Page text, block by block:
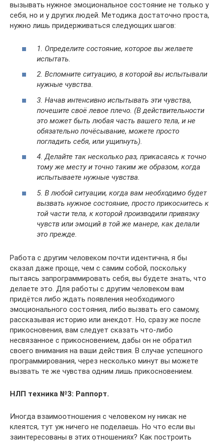
вызывать нужное эмоциональное состояние не только у
себя, но и у других людей. Методика достаточно проста,
нужно лишь придерживаться следующих шагов:
1. Определите состояние, которое вы желаете
испытать.
2. Вспомните ситуацию, в которой вы испытывали
нужные чувства.
3. Начав интенсивно испытывать эти чувства,
почешите своё левое плечо. (В действительности
это может быть любая часть вашего тела, и не
обязательно почёсывание, можете просто
погладить себя, или ущипнуть).
4. Делайте так несколько раз, прикасаясь к точно
тому же месту и точно таким же образом, когда
испытываете нужные чувства.
5. В любой ситуации, когда вам необходимо будет
вызвать нужное состояние, просто прикоснитесь к
той части тела, к которой производили привязку
чувств или эмоций в той же манере, как делали
это прежде.
Работа с другим человеком почти идентична, я бы
сказал даже проще, чем с самим собой, поскольку
пытаясь запрограммировать себя, вы будете знать, что
делаете это. Для работы с другим человеком вам
придётся либо ждать появления необходимого
эмоционального состояния, либо вызвать его самому,
рассказывая историю или анекдот. Но, сразу же после
прикосновения, вам следует сказать что-либо
несвязанное с прикосновением, дабы он не обратил
своего внимания на ваши действия. В случае успешного
программирования, через несколько минут вы можете
вызвать те же чувства одним лишь прикосновением.
НЛП техника №3: Раппорт.
Иногда взаимоотношения с человеком ну никак не
клеятся, тут уж ничего не поделаешь. Но что если вы
заинтересованы в этих отношениях? Как построить